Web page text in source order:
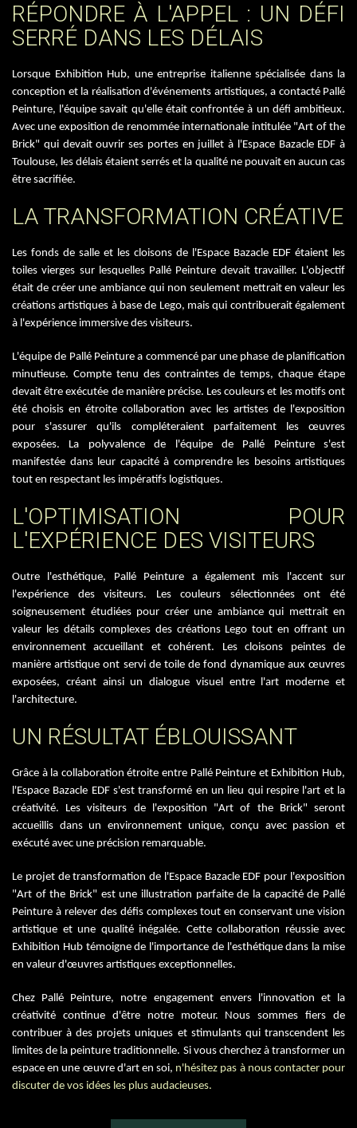
RÉPONDRE À L'APPEL : UN DÉFI
SERRÉ DANS LES DÉLAIS
Lorsque Exhibition Hub, une entreprise italienne spécialisée dans la
conception et la réalisation d'événements artistiques, a contacté Pallé
Peinture, l'équipe savait qu'elle était confrontée à un défi ambitieux.
Avec une exposition de renommée internationale intitulée "Art of the
Brick" qui devait ouvrir ses portes en juillet à l'Espace Bazacle EDF à
Toulouse, les délais étaient serrés et la qualité ne pouvait en aucun cas
être sacrifiée.
LA TRANSFORMATION CRÉATIVE
Les fonds de salle et les cloisons de l'Espace Bazacle EDF étaient les
toiles vierges sur lesquelles Pallé Peinture devait travailler. L'objectif
était de créer une ambiance qui non seulement mettrait en valeur les
créations artistiques à base de Lego, mais qui contribuerait également
à l'expérience immersive des visiteurs.
L'équipe de Pallé Peinture a commencé par une phase de planification
minutieuse. Compte tenu des contraintes de temps, chaque étape
devait être exécutée de manière précise. Les couleurs et les motifs ont
été choisis en étroite collaboration avec les artistes de l'exposition
pour s'assurer qu'ils compléteraient parfaitement les œuvres
exposées. La polyvalence de l'équipe de Pallé Peinture s'est
manifestée dans leur capacité à comprendre les besoins artistiques
tout en respectant les impératifs logistiques.
L'OPTIMISATION POUR
L'EXPÉRIENCE DES VISITEURS
Outre l'esthétique, Pallé Peinture a également mis l'accent sur
l'expérience des visiteurs. Les couleurs sélectionnées ont été
soigneusement étudiées pour créer une ambiance qui mettrait en
valeur les détails complexes des créations Lego tout en offrant un
environnement accueillant et cohérent. Les cloisons peintes de
manière artistique ont servi de toile de fond dynamique aux œuvres
exposées, créant ainsi un dialogue visuel entre l'art moderne et
l'architecture.
UN RÉSULTAT ÉBLOUISSANT
Grâce à la collaboration étroite entre Pallé Peinture et Exhibition Hub,
l'Espace Bazacle EDF s'est transformé en un lieu qui respire l'art et la
créativité. Les visiteurs de l'exposition "Art of the Brick" seront
accueillis dans un environnement unique, conçu avec passion et
exécuté avec une précision remarquable.
Le projet de transformation de l'Espace Bazacle EDF pour l'exposition
"Art of the Brick" est une illustration parfaite de la capacité de Pallé
Peinture à relever des défis complexes tout en conservant une vision
artistique et une qualité inégalée. Cette collaboration réussie avec
Exhibition Hub témoigne de l'importance de l'esthétique dans la mise
en valeur d'œuvres artistiques exceptionnelles.
Chez Pallé Peinture, notre engagement envers l'innovation et la
créativité continue d'être notre moteur. Nous sommes fiers de
contribuer à des projets uniques et stimulants qui transcendent les
limites de la peinture traditionnelle. Si vous cherchez à transformer un
espace en une œuvre d'art en soi, n'hésitez pas à nous contacter pour
discuter de vos idées les plus audacieuses.